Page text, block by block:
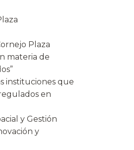
Plaza
materia de
instituciones que
en
y Gestión
y